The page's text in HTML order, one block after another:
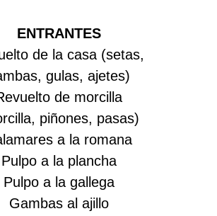
ENTRANTES
de la casa (setas,
gulas, ajetes)
de morcilla
piñones, pasas)
a la romana
Pulpo a la plancha
Pulpo a la gallega
Gambas al ajillo